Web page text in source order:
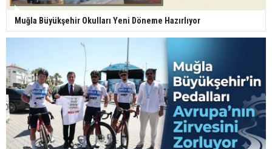
Muğla Büyükşehir Okulları Yeni Döneme Hazırlıyor